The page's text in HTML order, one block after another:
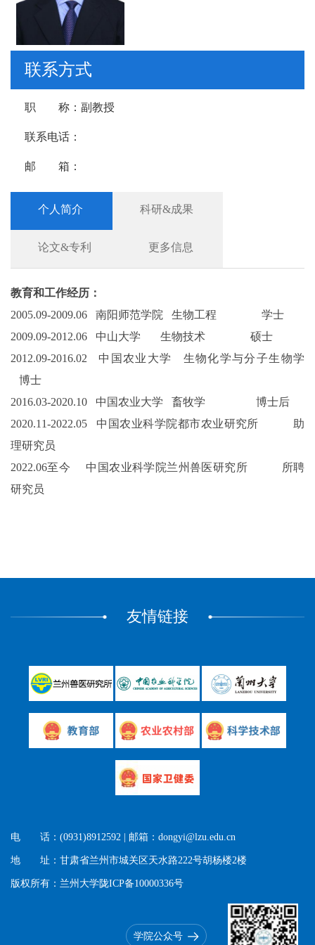
联系方式
职 称： 副教授
联系电话：
邮 箱：
个人简介 科研&成果
论文&专利 更多信息
教育和工作经历：
2005.09-2009.06 南阳师范学院 生物工程 学士
2009.09-2012.06 中山大学 生物技术 硕士
2012.09-2016.02 中国农业大学 生物化学与分子生物学
博士
2016.03-2020.10 中国农业大学 畜牧学 博士后
2020.11-2022.05 中国农业科学院都市农业研究所 助
理研究员
2022.06至今 中国农业科学院兰州兽医研究所 所聘
研究员
友情链接
电 话：(0931)8912592 | 邮箱：dongyi@lzu.edu.cn
地 址：甘肃省兰州市城关区天水路222号胡杨楼2楼
版权所有：兰州大学陇ICP备10000336号
学院公众号